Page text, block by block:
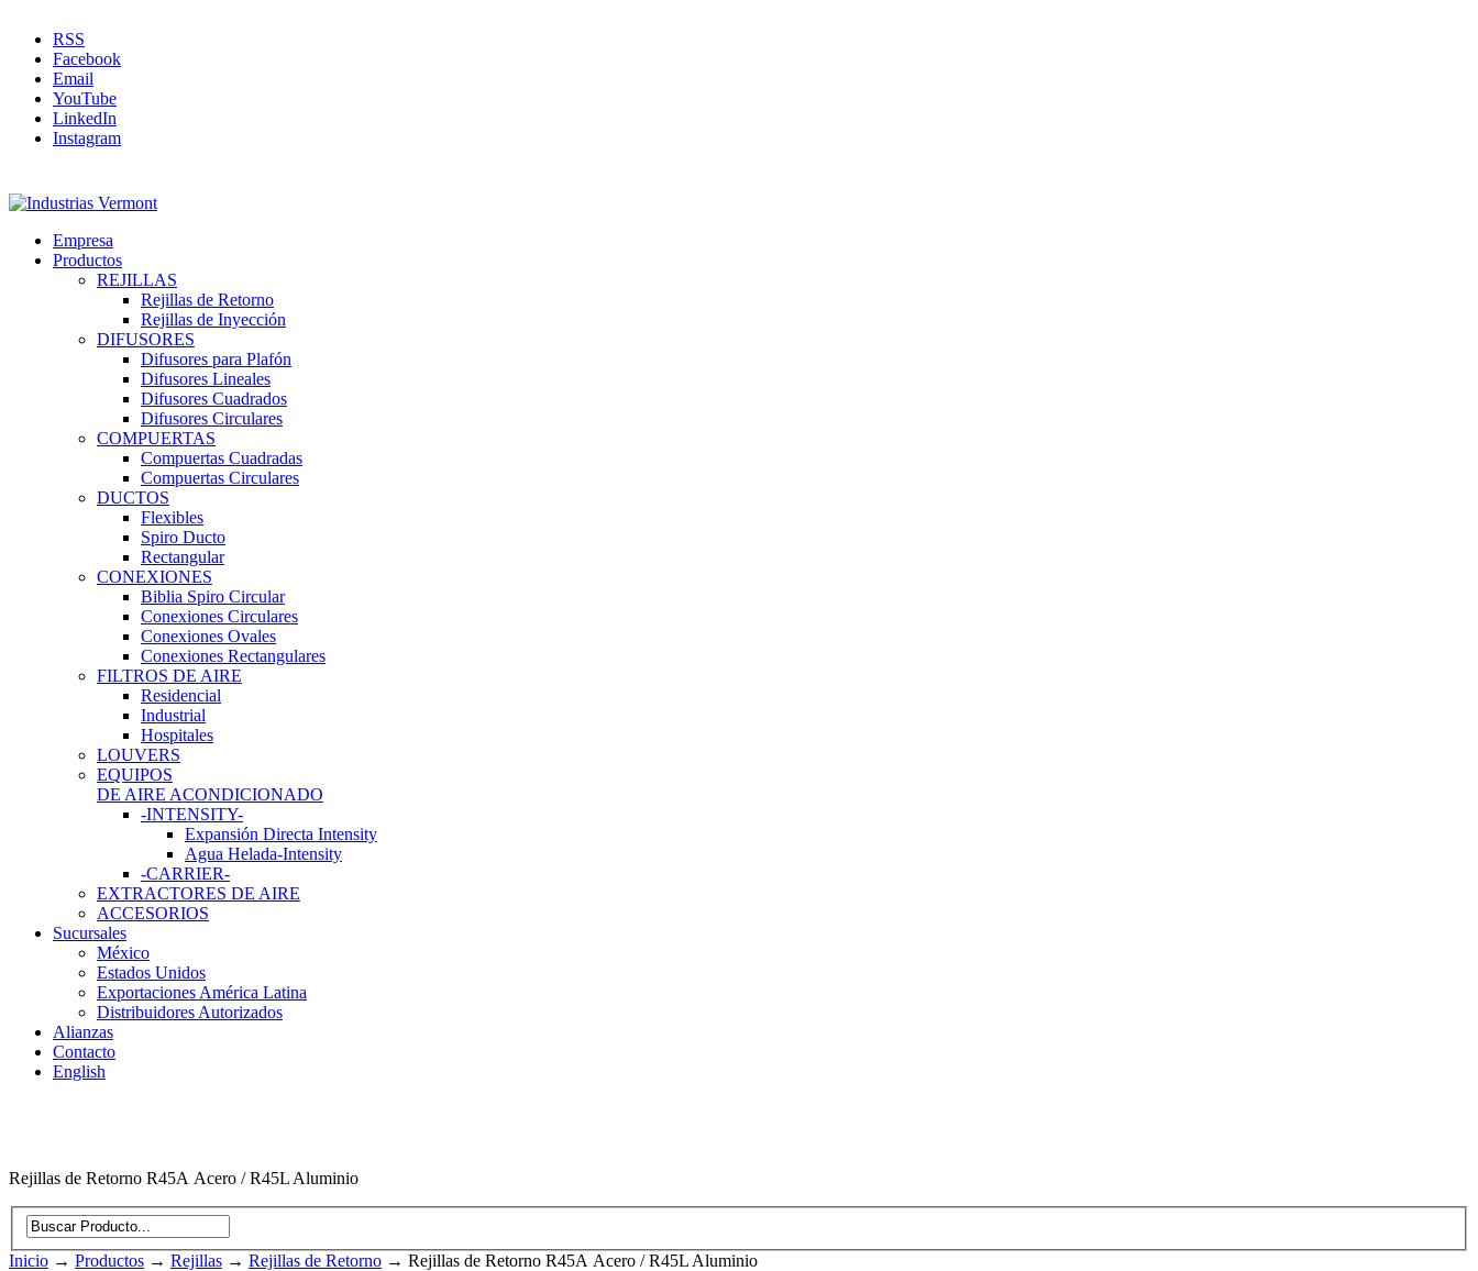
RSS
Facebook
Email
YouTube
LinkedIn
Instagram
Empresa
Productos
REJILLAS
Rejillas de Retorno
Rejillas de Inyección
DIFUSORES
Difusores para Plafón
Difusores Lineales
Difusores Cuadrados
Difusores Circulares
COMPUERTAS
Compuertas Cuadradas
Compuertas Circulares
DUCTOS
Flexibles
Spiro Ducto
Rectangular
CONEXIONES
Biblia Spiro Circular
Conexiones Circulares
Conexiones Ovales
Conexiones Rectangulares
FILTROS DE AIRE
Residencial
Industrial
Hospitales
LOUVERS
EQUIPOS
DE AIRE ACONDICIONADO
-INTENSITY-
Expansión Directa Intensity
Agua Helada-Intensity
-CARRIER-
EXTRACTORES DE AIRE
ACCESORIOS
Sucursales
México
Estados Unidos
Exportaciones América Latina
Distribuidores Autorizados
Alianzas
Contacto
English
Rejillas de Retorno R45A Acero / R45L Aluminio
Inicio → Productos → Rejillas → Rejillas de Retorno → Rejillas de Retorno R45A Acero / R45L Aluminio